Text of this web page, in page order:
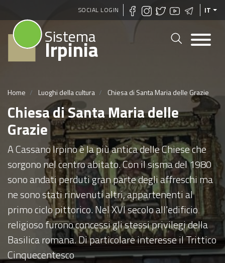
Salta
al
SOCIAL LOGIN IT
Sistema
Irpinia
Home Luoghi della cultura Chiesa di Santa Maria delle Grazie
Chiesa di Santa Maria delle
Grazie
A Cassano Irpino è la più antica delle Chiese che
sorgono nel centro abitato. Con il sisma del 1980
sono andati perduti gran parte degli affreschi ma
ne sono stati rinvenuti altri, appartenenti al
primo ciclo pittorico. Nel XVI secolo all'edificio
religioso furono concessi gli stessi privilegi della
Basilica romana. Di particolare interesse il Trittico
Cinquecentesco